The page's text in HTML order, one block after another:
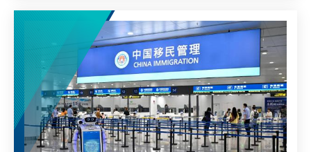
Antwort. Dafür bedarf es einer KI-Strategie,
die wesentliche Herausforderungen gezielt
adressiert und die Möglichkeiten von KI nach
ethischen Richtlinien aktiv nutzt, um effizient
abschrecken zu können.